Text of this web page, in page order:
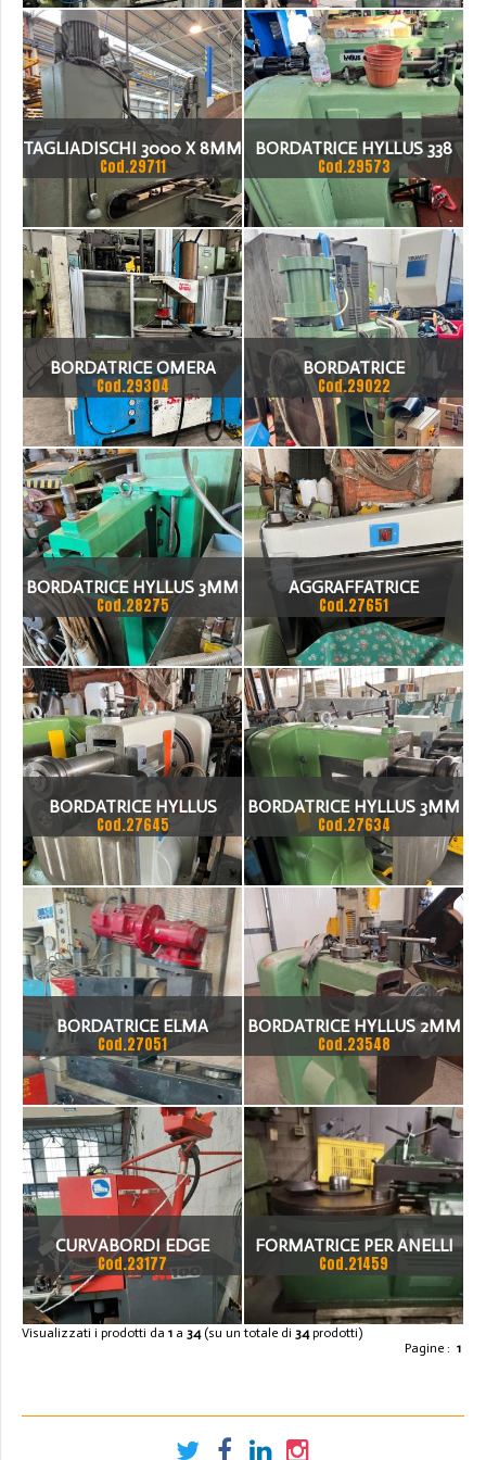
TAGLIADISCHI 3000 X 8MM
FE , 4 INOX ROCHE
Cod.29711
BORDATRICE HYLLUS 338
Cod.29573
BORDATRICE OMERA
Cod.29304
BORDATRICE
Cod.29022
BORDATRICE HYLLUS 3MM
Cod.28275
AGGRAFFATRICE
Cod.27651
BORDATRICE HYLLUS
2.5MM
Cod.27645
BORDATRICE HYLLUS 3MM
Cod.27634
BORDATRICE ELMA
MODELLO E 168 R ANNO
1997
Cod.27051
BORDATRICE HYLLUS 2MM
Cod.23548
CURVABORDI EDGE
MASTER M100
Cod.23177
FORMATRICE PER ANELLI
Cod.21459
Visualizzati i prodotti da 1 a 34(su un totale di 34prodotti)
Pagine : 1